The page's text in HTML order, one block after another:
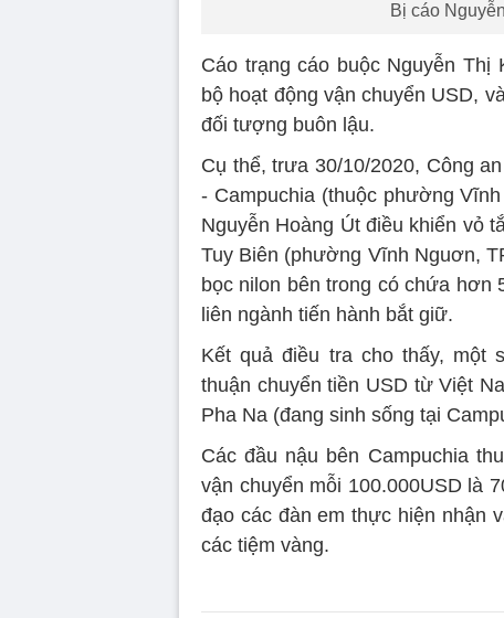
Bị cáo
Cáo trạng cáo buộc Nguyễn
bộ hoạt động vận chuyển USD,
đối tượng buôn lậu.
Cụ thể, trưa 30/10/2020, Công
- Campuchia (thuộc phường
Nguyễn Hoàng Út điều khiển vỏ
Tuy Biên (phường Vĩnh Nguơn,
bọc nilon bên trong có chứa hơn
liên ngành tiến hành bắt giữ.
Kết quả điều tra cho thấy, một
thuận chuyển tiền USD từ Việt
Pha Na (đang sinh sống tại
Các đầu nậu bên Campuchia
vận chuyển mỗi 100.000USD là
đạo các đàn em thực hiện nhận
các tiệm vàng.